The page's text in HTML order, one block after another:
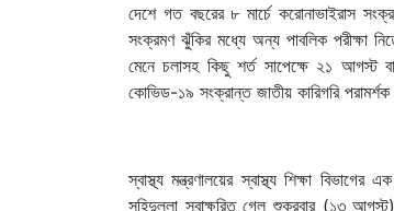
দেশে গত বছরের ৮ মার্চে করোনাভাইরাস
সংক্রমণ ঝুঁকির মধ্যে অন্য পাবলিক পরীক্ষা
মেনে চলাসহ কিছু শর্ত সাপেক্ষে ২১ আগস্ট
কোভিড-১৯ সংক্রান্ত জাতীয় কারিগরি পরামর্শক
স্বাস্থ্য মন্ত্রণালয়ের স্বাস্থ্য শিক্ষা
সহিদুল্লা স্বাক্ষরিত গেল শুক্রবার (১৩